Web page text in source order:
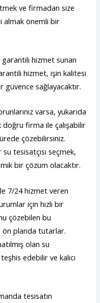
ve firmadan size
almak önemli bir
garantili hizmet sunan
hizmet, işin kalitesi
güvence sağlayacaktır.
varsa, yukarıda
firma ile çalışabilir
çözebilirsiniz.
tesisatçısı seçmek,
bir çözüm olacaktır.
7/24 hizmet veren
için hızlı bir
çözebilen bu
ön planda tutarlar.
olan su
edebilir ve kalıcı
tesisatın